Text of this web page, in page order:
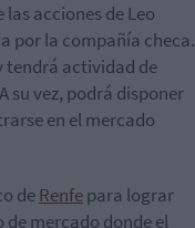
acciones de Leo
por la compañía checa.
tendrá actividad de
su vez, podrá disponer
en el mercado
deRenfepara lograr
mercado donde el